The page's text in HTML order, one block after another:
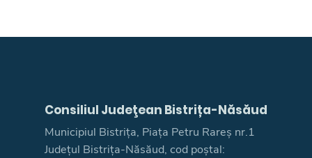
Consiliul Judeţean Bistrița-Năsăud
Municipiul Bistrița, Piața Petru Rareș nr.1
Județul Bistrița-Năsăud, cod poștal: